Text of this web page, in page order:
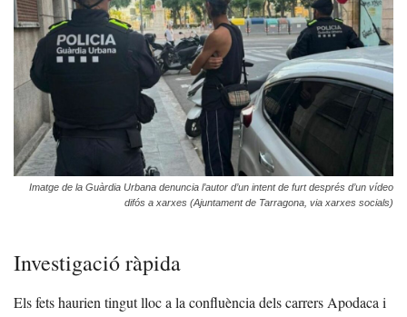
Imatge de la Guàrdia Urbana denuncia l’autor d’un intent de furt després d’un vídeo
difós a xarxes (Ajuntament de Tarragona, via xarxes socials)
Investigació ràpida
Els fets haurien tingut lloc a la confluència dels carrers Apodaca i